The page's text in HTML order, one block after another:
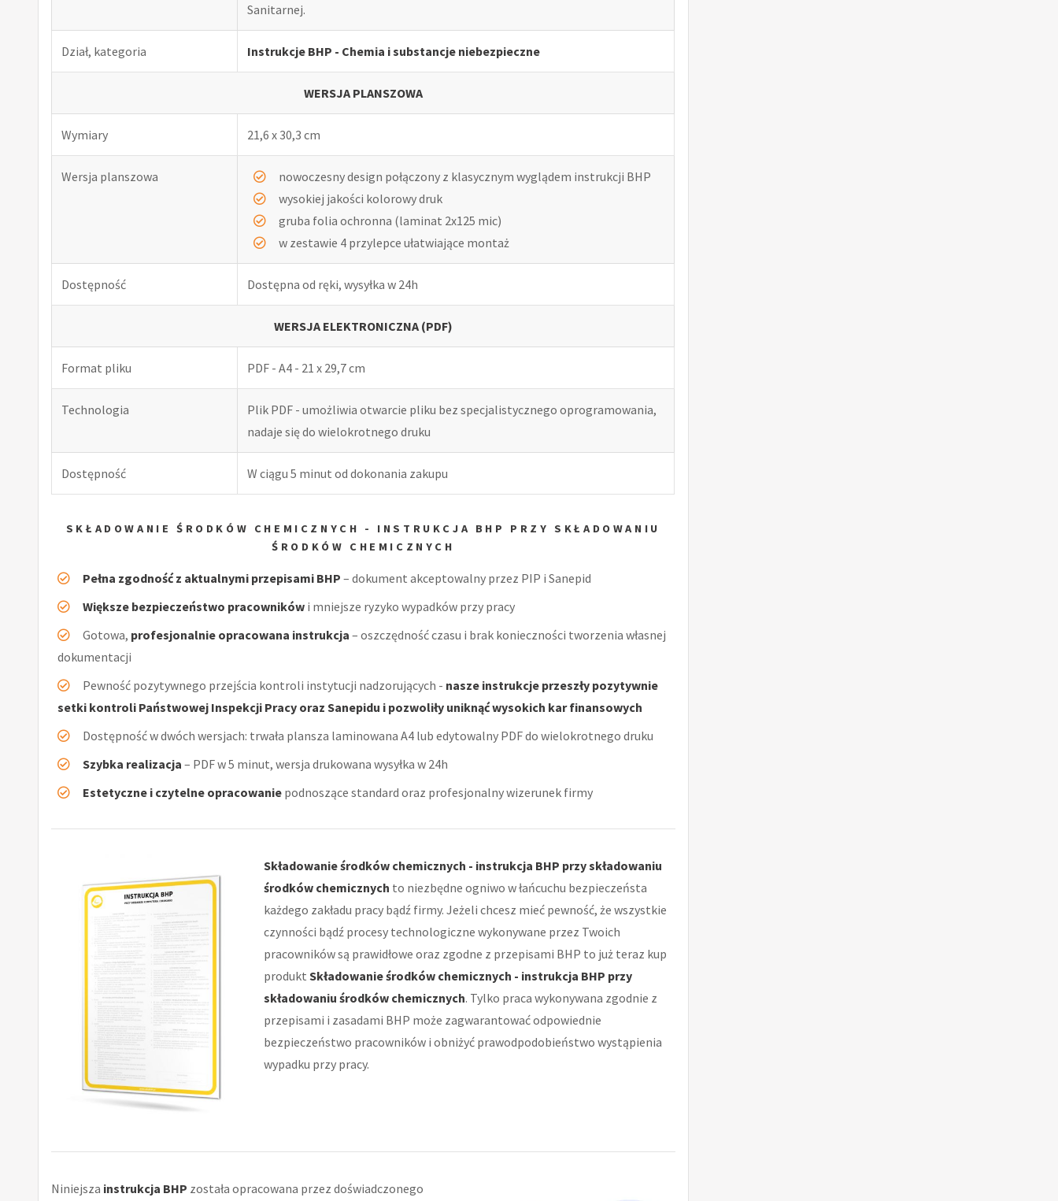
Sanitarnej.
Dział, kategoria Instrukcje BHP - Chemia i substancje niebezpieczne
WERSJA PLANSZOWA
Wymiary 21,6 x 30,3 cm
Wersja planszowa
nowoczesny design połączony z klasycznym wyglądem instrukcji BHP
wysokiej jakości kolorowy druk
gruba folia ochronna (laminat 2x125 mic)
w zestawie 4 przylepce ułatwiające montaż
Dostępność Dostępna od ręki, wysyłka w 24h
WERSJA ELEKTRONICZNA (PDF)
Format pliku PDF - A4 - 21 x 29,7 cm
Technologia
Plik PDF - umożliwia otwarcie pliku bez specjalistycznego oprogramowania,
nadaje się do wielokrotnego druku
Dostępność W ciągu 5 minut od dokonania zakupu
SKŁADOWANIE ŚRODKÓW CHEMICZNYCH - INSTRUKCJA BHP PRZY SKŁADOWANIU
ŚRODKÓW CHEMICZNYCH
Pełna zgodność z aktualnymi przepisami BHP – dokument akceptowalny przez PIP i Sanepid
Większe bezpieczeństwo pracowników i mniejsze ryzyko wypadków przy pracy
Gotowa, profesjonalnie opracowana instrukcja – oszczędność czasu i brak konieczności tworzenia własnej
dokumentacji
Pewność pozytywnego przejścia kontroli instytucji nadzorujących - nasze instrukcje przeszły pozytywnie
setki kontroli Państwowej Inspekcji Pracy oraz Sanepidu i pozwoliły uniknąć wysokich kar finansowych
Dostępność w dwóch wersjach: trwała plansza laminowana A4 lub edytowalny PDF do wielokrotnego druku
Szybka realizacja – PDF w 5 minut, wersja drukowana wysyłka w 24h
Estetyczne i czytelne opracowanie podnoszące standard oraz profesjonalny wizerunek firmy
Składowanie środków chemicznych - instrukcja BHP przy składowaniu
środków chemicznych to niezbędne ogniwo w łańcuchu bezpieczeństa
każdego zakładu pracy bądź firmy. Jeżeli chcesz mieć pewność, że wszystkie
czynności bądź procesy technologiczne wykonywane przez Twoich
pracowników są prawidłowe oraz zgodne z przepisami BHP to już teraz kup
produkt Składowanie środków chemicznych - instrukcja BHP przy
składowaniu środków chemicznych. Tylko praca wykonywana zgodnie z
przepisami i zasadami BHP może zagwarantować odpowiednie
bezpieczeństwo pracowników i obniżyć prawodpodobieństwo wystąpienia
wypadku przy pracy.
Niniejsza instrukcja BHP została opracowana przez doświadczonego